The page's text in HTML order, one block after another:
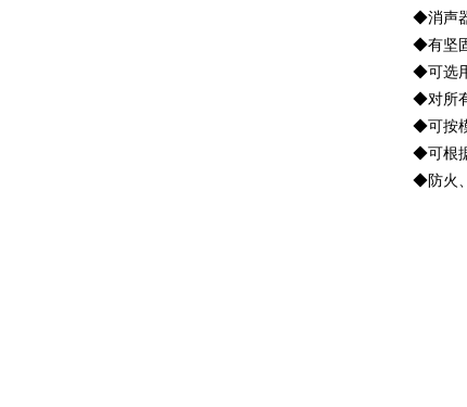
◆消声
◆有坚
◆可选
◆对所
◆可按
◆可根
◆防火